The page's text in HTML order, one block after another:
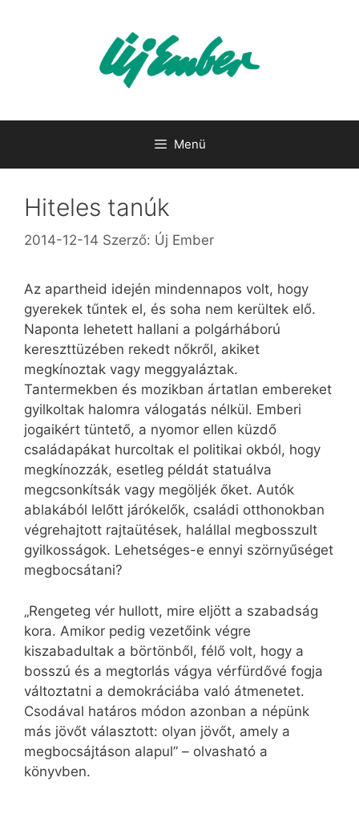
Menü
Hiteles tanúk
2014-12-14 Szerző: Új Ember
Az apartheid idején mindennapos volt, hogy
gyerekek tűntek el, és soha nem kerültek elő.
Naponta lehetett hallani a polgárháború
kereszttüzében rekedt nőkről, akiket
megkínoztak vagy meggyaláztak.
Tantermekben és mozikban ártatlan embereket
gyilkoltak halomra válogatás nélkül. Emberi
jogaikért tüntető, a nyomor ellen küzdő
családapákat hurcoltak el politikai okból, hogy
megkínozzák, esetleg példát statuálva
megcsonkítsák vagy megöljék őket. Autók
ablakából lelőtt járókelők, családi otthonokban
végrehajtott rajtaütések, halállal megbosszult
gyilkosságok. Lehetséges-e ennyi szörnyűséget
megbocsátani?
„Rengeteg vér hullott, mire eljött a szabadság
kora. Amikor pedig vezetőink végre
kiszabadultak a börtönből, félő volt, hogy a
bosszú és a megtorlás vágya vérfürdővé fogja
változtatni a demokráciába való átmenetet.
Csodával határos módon azonban a népünk
más jövőt választott: olyan jövőt, amely a
megbocsájtáson alapul” – olvasható a
könyvben.